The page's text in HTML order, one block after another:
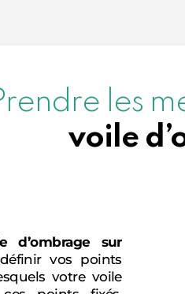
les
voile
d’ombrage sur
vos points
votre voile